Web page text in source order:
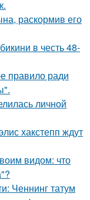
раскормив его
в честь 48-
правило ради
личной
хакстепп ждут
видом: что
Ченнинг татум